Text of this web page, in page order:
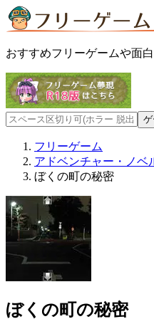
おすすめフリーゲームや面
フリーゲーム
アドベンチャー・ノベ
ぼくの町の秘密
ぼくの町の秘密